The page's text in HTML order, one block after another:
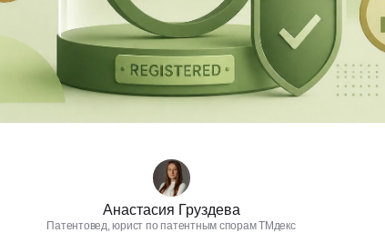
Анастасия Груздева
Патентовед, юрист по патентным спорам ТМдекс